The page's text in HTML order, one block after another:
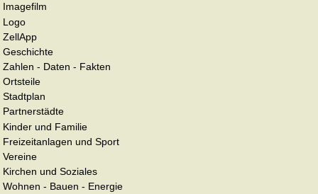
Imagefilm
Logo
ZellApp
Geschichte
Zahlen - Daten - Fakten
Ortsteile
Stadtplan
Partnerstädte
Kinder und Familie
Freizeitanlagen und Sport
Vereine
Kirchen und Soziales
Wohnen - Bauen - Energie